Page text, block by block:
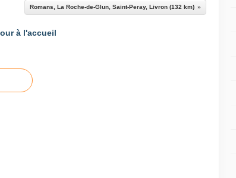
Romans, La Roche-de-Glun, Saint-Peray, Livron (132 km)
à l'accueil